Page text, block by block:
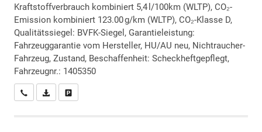
Kraftstoffverbrauch kombiniert 5,4 l/100km (WLTP), CO₂-
Emission kombiniert 123.00 g/km (WLTP), CO₂-Klasse D,
Qualitätssiegel: BVFK-Siegel, Garantieleistung:
Fahrzeuggarantie vom Hersteller, HU/AU neu, Nichtraucher-
Fahrzeug, Zustand, Beschaffenheit: Scheckheftgepflegt,
Fahrzeugnr.: 1405350
Wir rufen Sie anPDF-Datei, Fahrzeugexposé drucken